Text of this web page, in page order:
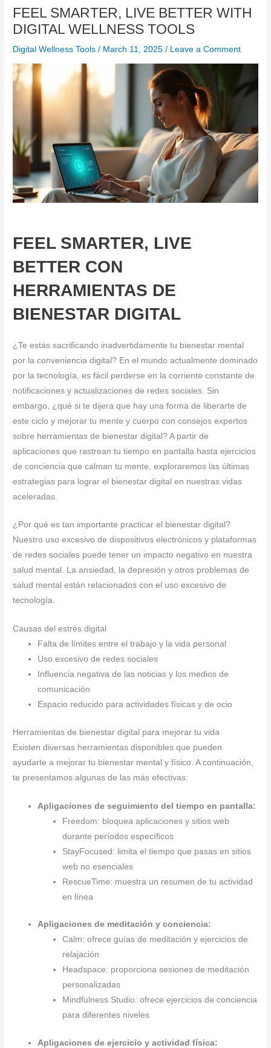
FEEL SMARTER, LIVE BETTER WITH
DIGITAL WELLNESS TOOLS
Digital Wellness Tools / March 11, 2025/ Leave a Comment
FEEL SMARTER, LIVE
BETTER CON
HERRAMIENTAS DE
BIENESTAR DIGITAL
¿Te estás sacrificando inadvertidamente tu bienestar mental
por la conveniencia digital? En el mundo actualmente dominado
por la tecnología, es fácil perderse en la corriente constante de
notificaciones y actualizaciones de redes sociales. Sin
embargo, ¿qué si te dijera que hay una forma de liberarte de
este ciclo y mejorar tu mente y cuerpo con consejos expertos
sobre herramientas de bienestar digital? A partir de
aplicaciones que rastrean tu tiempo en pantalla hasta ejercicios
de conciencia que calman tu mente, exploraremos las últimas
estrategias para lograr el bienestar digital en nuestras vidas
aceleradas.
¿Por qué es tan importante practicar el bienestar digital?
Nuestro uso excesivo de dispositivos electrónicos y plataformas
de redes sociales puede tener un impacto negativo en nuestra
salud mental. La ansiedad, la depresión y otros problemas de
salud mental están relacionados con el uso excesivo de
tecnología.
Causas del estrés digital
Falta de límites entre el trabajo y la vida personal
Uso excesivo de redes sociales
Influencia negativa de las noticias y los medios de
comunicación
Espacio reducido para actividades físicas y de ocio
Herramientas de bienestar digital para mejorar tu vida
Existen diversas herramientas disponibles que pueden
ayudarte a mejorar tu bienestar mental y físico. A continuación,
te presentamos algunas de las más efectivas:
Apligaciones de seguimiento del tiempo en pantalla:
Freedom: bloquea aplicaciones y sitios web
durante períodos específicos
StayFocused: limita el tiempo que pasas en sitios
web no esenciales
RescueTime: muestra un resumen de tu actividad
en línea
Apligaciones de meditación y conciencia:
Calm: ofrece guías de meditación y ejercicios de
relajación
Headspace: proporciona sesiones de meditación
personalizadas
Mindfulness Studio: ofrece ejercicios de conciencia
para diferentes niveles
Apligaciones de ejercicio y actividad física: